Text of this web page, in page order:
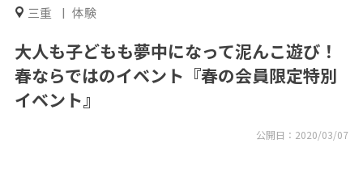
三重 体験
大人も子どもも夢中になって泥んこ遊び！
春ならではのイベント『春の会員限定特別
イベント』
公開日： 2020/03/07